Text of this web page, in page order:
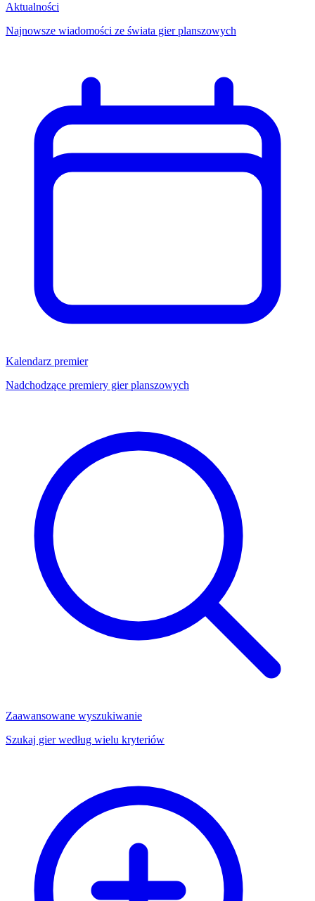
Aktualności
Najnowsze wiadomości ze świata gier planszowych
Kalendarz premier
Nadchodzące premiery gier planszowych
Zaawansowane wyszukiwanie
Szukaj gier według wielu kryteriów